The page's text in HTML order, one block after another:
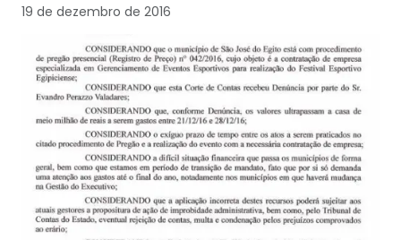
19 de dezembro de 2016